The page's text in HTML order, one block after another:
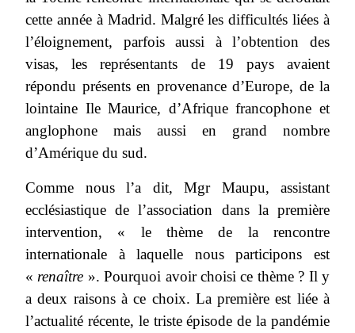
cette année à Madrid. Malgré les difficultés liées à
l’éloignement, parfois aussi à l’obtention des
visas, les représentants de 19 pays avaient
répondu présents en provenance d’Europe, de la
lointaine Ile Maurice, d’Afrique francophone et
anglophone mais aussi en grand nombre
d’Amérique du sud.
Comme nous l’a dit, Mgr Maupu, assistant
ecclésiastique de l’association dans la première
intervention, « le thème de la rencontre
internationale à laquelle nous participons est
« renaître ». Pourquoi avoir choisi ce thème ? Il y
a deux raisons à ce choix. La première est liée à
l’actualité récente, le triste épisode de la pandémie